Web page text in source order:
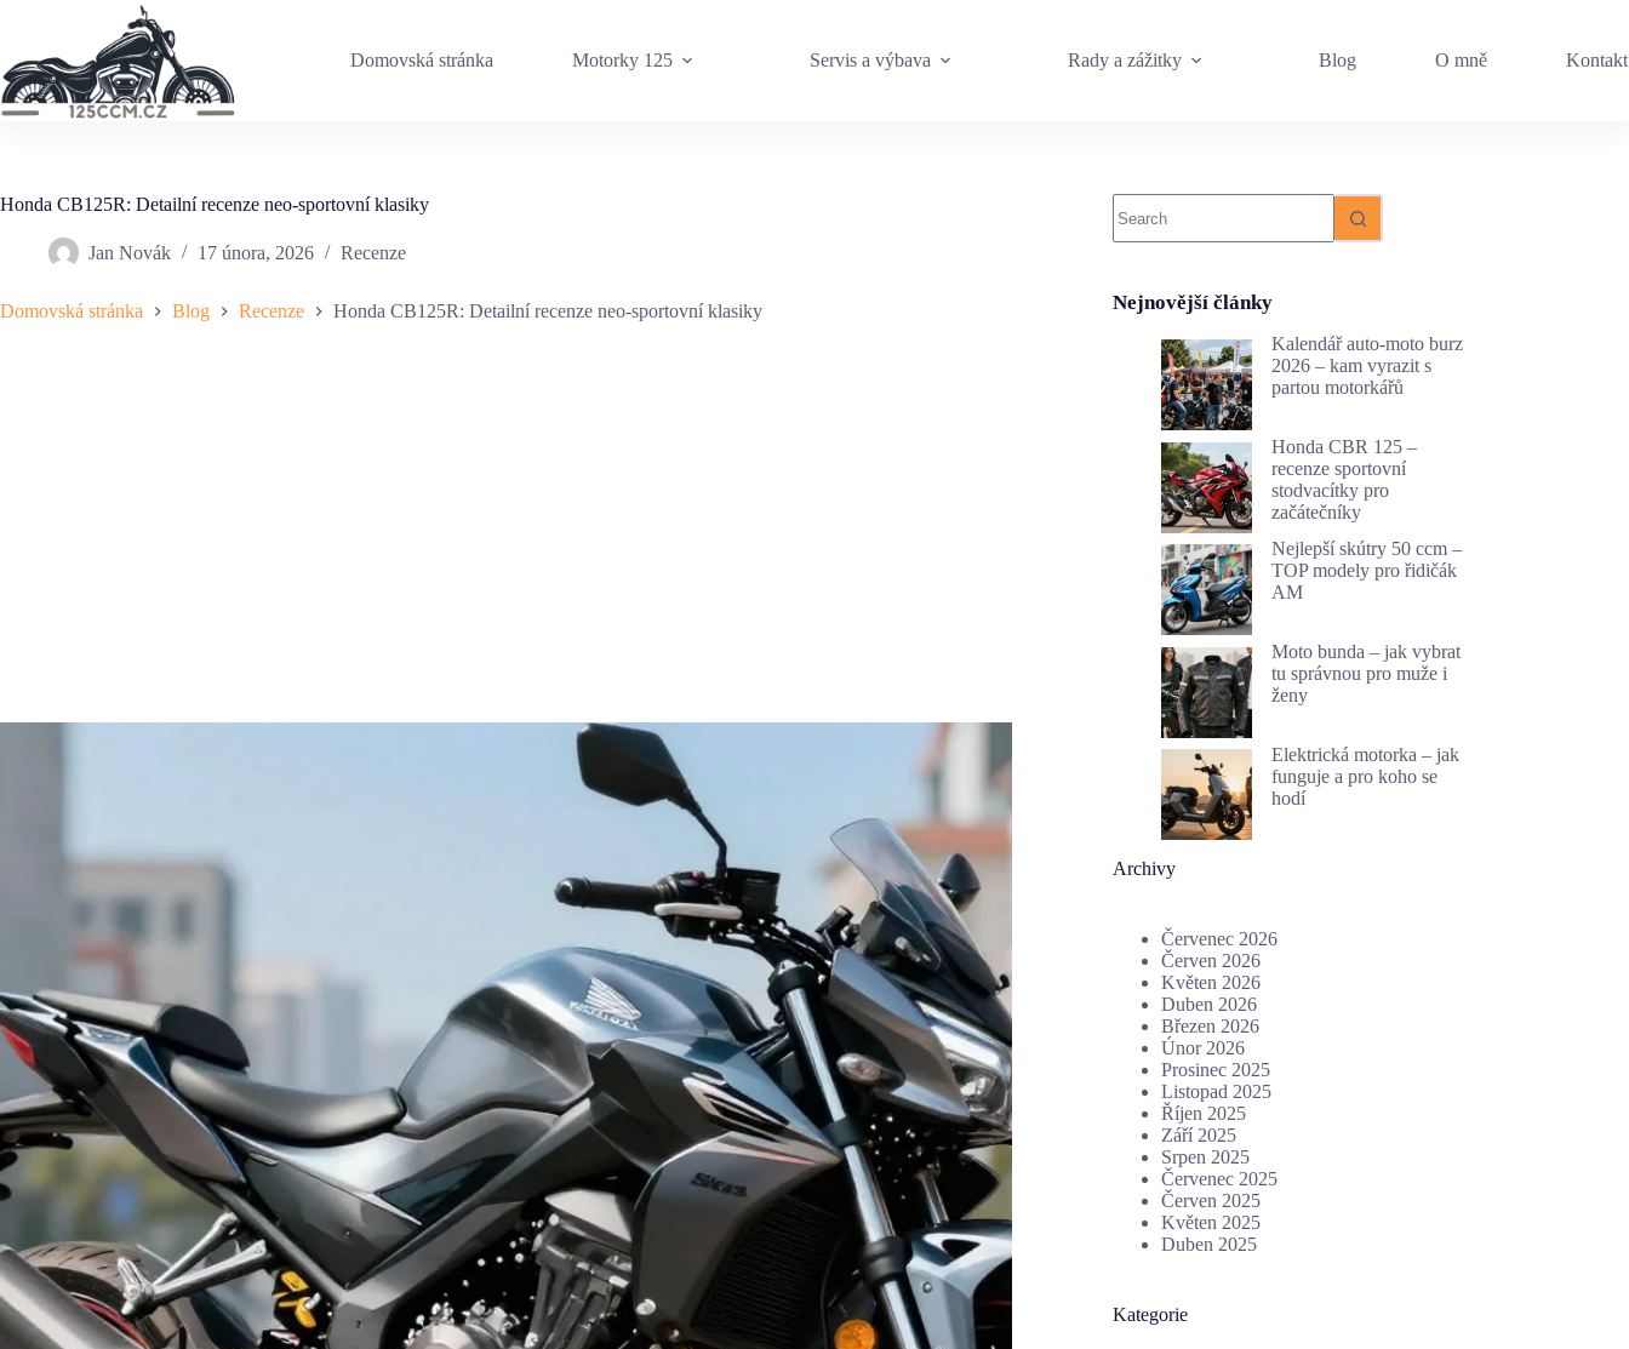
content
Domovská stránka Motorky 125 Servis a výbava Rady a zážitky Blog O mně Kontakt
Honda CB125R: Detailní recenze neo-sportovní klasiky
Jan Novák 17 února, 2026 Recenze
Domovská stránka Blog Recenze Honda CB125R: Detailní recenze neo-sportovní klasiky
results
Nejnovější články
Kalendář auto-moto burz
2026 – kam vyrazit s
partou motorkářů
Honda CBR 125 –
recenze sportovní
stodvacítky pro
začátečníky
Nejlepší skútry 50 ccm –
TOP modely pro řidičák
AM
Moto bunda – jak vybrat
tu správnou pro muže i
ženy
Elektrická motorka – jak
funguje a pro koho se
hodí
Archivy
Červenec 2026
Červen 2026
Květen 2026
Duben 2026
Březen 2026
Únor 2026
Prosinec 2025
Listopad 2025
Říjen 2025
Září 2025
Srpen 2025
Červenec 2025
Červen 2025
Květen 2025
Duben 2025
Kategorie